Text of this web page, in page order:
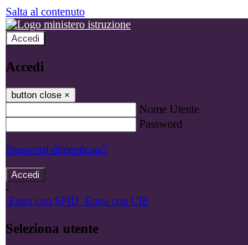
Salta al contenuto
Accedi
Accedi
button close ×
Nome Utente
Password
Password dimenticata?
-
Entra con SPID Entra con CIE
Seleziona utente